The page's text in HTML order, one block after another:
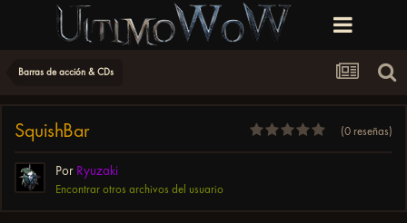
Barras de acción & CDs
SquishBar (0 reseñas)
Por Ryuzaki
Encontrar otros archivos del usuario